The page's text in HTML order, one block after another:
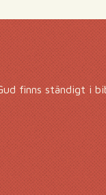
finns ständigt i